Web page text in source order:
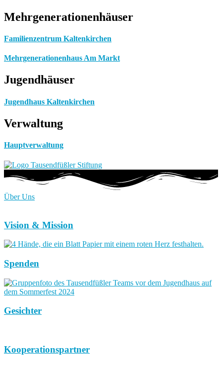
Mehrgenerationenhäuser
Familienzentrum Kaltenkirchen
Mehrgenerationenhaus Am Markt
Jugendhäuser
Jugendhaus Kaltenkirchen
Verwaltung
Hauptverwaltung
Über Uns
Vision & Mission
Spenden
Gesichter
Kooperationspartner